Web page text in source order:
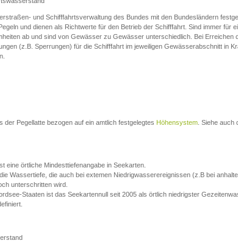
und Schifffahrtsverwaltung des Bundes mit den Bundesländern
und dienen als Richtwerte für den Betrieb der Schifffahrt. Sind immer für
ab und sind von Gewässer zu Gewässer unterschiedlich. Bei Erreichen
(z.B. Sperrungen) für die Schifffahrt im jeweiligen Gewässerabschnitt in
der Pegellatte bezogen auf ein amtlich festgelegtes Höhensystem . Siehe
eine örtliche Mindesttiefenangabe in Seekarten.
Wassertiefe, die auch bei extemen Niedrigwasserereignissen (z.B bei
unterschritten wird.
Staaten ist das Seekartennull seit 2005 als örtlich niedrigster